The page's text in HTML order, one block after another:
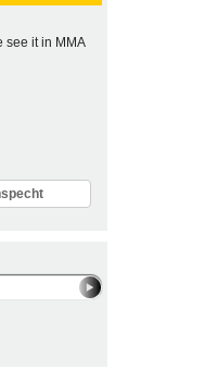
see it in MMA